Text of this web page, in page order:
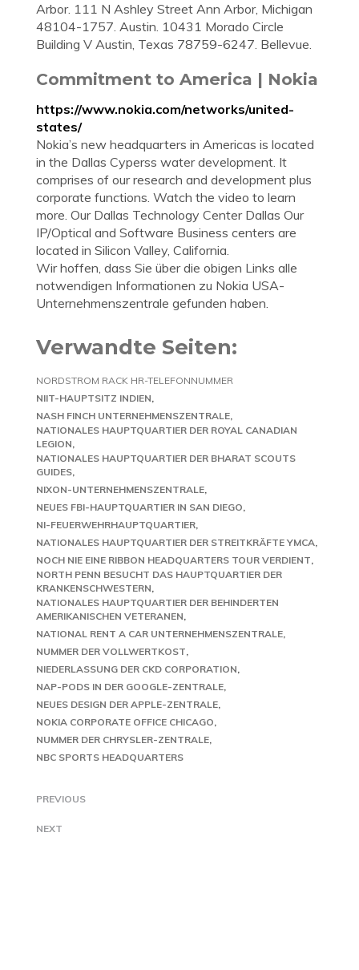
Arbor. 111 N Ashley Street Ann Arbor, Michigan
48104-1757. Austin. 10431 Morado Circle
Building V Austin, Texas 78759-6247. Bellevue.
Commitment to America | Nokia
https://www.nokia.com/networks/united-
states/
Nokia’s new headquarters in Americas is located
in the Dallas Cyperss water development. It
comprises of our research and development plus
corporate functions. Watch the video to learn
more. Our Dallas Technology Center Dallas Our
IP/Optical and Software Business centers are
located in Silicon Valley, California.
Wir hoffen, dass Sie über die obigen Links alle
notwendigen Informationen zu Nokia USA-
Unternehmenszentrale gefunden haben.
Verwandte Seiten:
NORDSTROM RACK HR-TELEFONNUMMER
NIIT-HAUPTSITZ INDIEN
NASH FINCH UNTERNEHMENSZENTRALE
NATIONALES HAUPTQUARTIER DER ROYAL CANADIAN
LEGION
NATIONALES HAUPTQUARTIER DER BHARAT SCOUTS
GUIDES
NIXON-UNTERNEHMENSZENTRALE
NEUES FBI-HAUPTQUARTIER IN SAN DIEGO
NI-FEUERWEHRHAUPTQUARTIER
NATIONALES HAUPTQUARTIER DER STREITKRÄFTE YMCA
NOCH NIE EINE RIBBON HEADQUARTERS TOUR VERDIENT
NORTH PENN BESUCHT DAS HAUPTQUARTIER DER
KRANKENSCHWESTERN
NATIONALES HAUPTQUARTIER DER BEHINDERTEN
AMERIKANISCHEN VETERANEN
NATIONAL RENT A CAR UNTERNEHMENSZENTRALE
NUMMER DER VOLLWERTKOST
NIEDERLASSUNG DER CKD CORPORATION
NAP-PODS IN DER GOOGLE-ZENTRALE
NEUES DESIGN DER APPLE-ZENTRALE
NOKIA CORPORATE OFFICE CHICAGO
NUMMER DER CHRYSLER-ZENTRALE
NBC SPORTS HEADQUARTERS
PREVIOUS
NEXT